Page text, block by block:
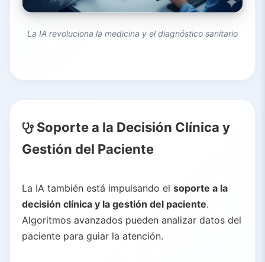
La IA revoluciona la medicina y el diagnóstico sanitario
Soporte a la Decisión Clínica y
Gestión del Paciente
La IA también está impulsando el soporte a la
decisión clínica y la gestión del paciente.
Algoritmos avanzados pueden analizar datos del
paciente para guiar la atención.